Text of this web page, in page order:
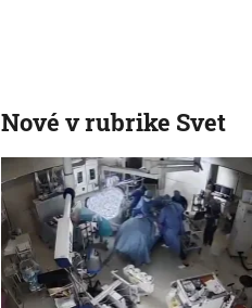
Nové v rubrike Svet